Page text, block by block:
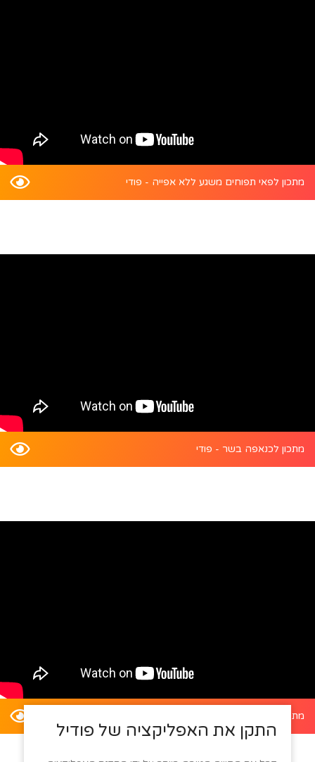
מתכון לפאי תפוחים משגע ללא אפייה - פודי
מתכון לכנאפה בשר - פודי
מתכון לדלעת ערמונים במילוי סלט קינואה - פודי
התקן את האפליקציה של פודיל